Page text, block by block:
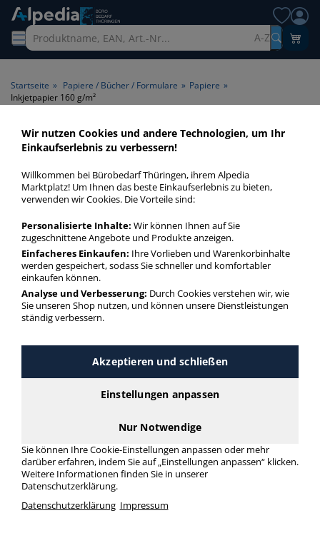
A-Z
Startseite » Papiere / Bücher / Formulare » Papiere »
Inkjetpapier 160 g/m²
Inkjetpapier 160 g/m² >
Papiergrammatur 160 g/m²
Inkjetpapier 160 gm² in bester Qualität zum günstigen Preis.
Funktion.
Inkjetpapier 160 g/m²
mehr Infos zur Kategorie
Inkjetpapier
Inkjetpapier
A4 - 500 Blatt
120 g/m²
Wir nutzen Cookies und andere Technologien, um Ihr
Einkaufserlebnis zu verbessern!
Willkommen bei Bürobedarf Thüringen, ihrem Alpedia
Marktplatz! Um Ihnen das beste Einkaufserlebnis zu bieten,
verwenden wir Cookies. Die Vorteile sind:
Personalisierte Inhalte: Wir können Ihnen auf Sie
zugeschnittene Angebote und Produkte anzeigen.
Einfacheres Einkaufen: Ihre Vorlieben und Warenkorbinhalte
werden gespeichert, sodass Sie schneller und komfortabler
einkaufen können.
Analyse und Verbesserung: Durch Cookies verstehen wir, wie
Sie unseren Shop nutzen, und können unsere Dienstleistungen
ständig verbessern.
Akzeptieren und schließen
Einstellungen anpassen
Nur Notwendige
Sie können Ihre Cookie-Einstellungen anpassen oder mehr
darüber erfahren, indem Sie auf „Einstellungen anpassen“ klicken.
Weitere Informationen finden Sie in unserer
Datenschutzerklärung.
Datenschutzerklärung Impressum